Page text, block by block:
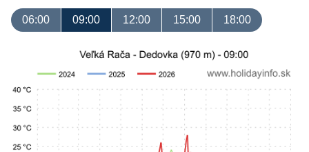
06:00 09:00 12:00 15:00 18:00